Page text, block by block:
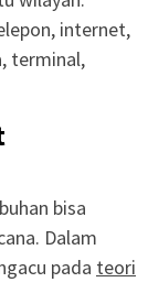
internet,
terminal,
bisa
Dalam
pada teori